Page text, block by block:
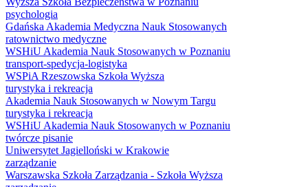
psychologia
Gdańska Akademia Medyczna Nauk Stosowanych
ratownictwo medyczne
WSHiU Akademia Nauk Stosowanych w Poznaniu
transport-spedycja-logistyka
WSPiA Rzeszowska Szkoła Wyższa
turystyka i rekreacja
Akademia Nauk Stosowanych w Nowym Targu
turystyka i rekreacja
WSHiU Akademia Nauk Stosowanych w Poznaniu
twórcze pisanie
Uniwersytet Jagielloński w Krakowie
zarządzanie
Warszawska Szkoła Zarządzania - Szkoła Wyższa